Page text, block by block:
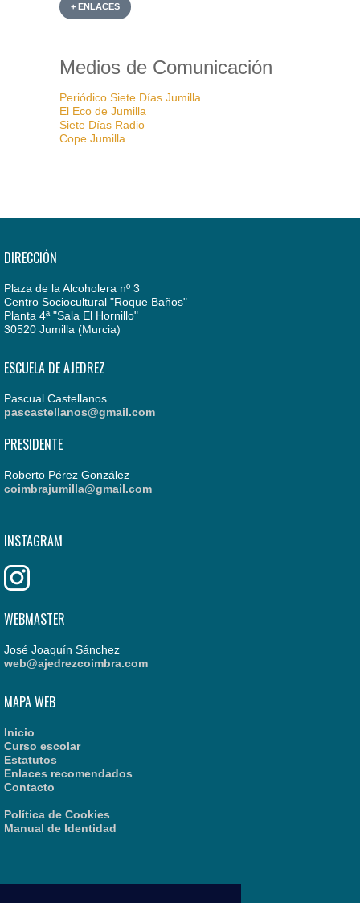
+ ENLACES
Medios de Comunicación
Periódico Siete Días Jumilla
El Eco de Jumilla
Siete Días Radio
Cope Jumilla
DIRECCIÓN
Plaza de la Alcoholera nº 3
Centro Sociocultural "Roque Baños"
Planta 4ª "Sala El Hornillo"
30520 Jumilla (Murcia)
ESCUELA DE AJEDREZ
Pascual Castellanos
pascastellanos@gmail.com
PRESIDENTE
Roberto Pérez González
coimbrajumilla@gmail.com
INSTAGRAM
WEBMASTER
José Joaquín Sánchez
web@ajedrezcoimbra.com
MAPA WEB
Inicio
Curso escolar
Estatutos
Enlaces recomendados
Contacto
Política de Cookies
Manual de Identidad